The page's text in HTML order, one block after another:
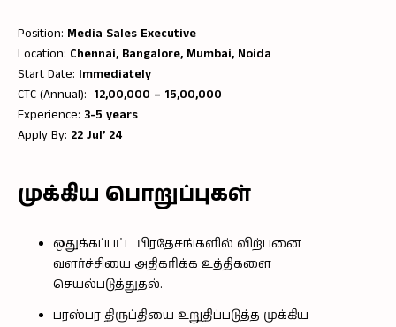
Position: Media Sales Executive
Location: Chennai, Bangalore, Mumbai, Noida
Start Date: Immediately
CTC (Annual): ₹ 12,00,000 – 15,00,000
Experience: 3-5 years
Apply By: 22 Jul’ 24
முக்கிய பொறுப்புகள்
ஒதுக்கப்பட்ட பிரதேசங்களில் விற்பனை
வளர்ச்சியை அதிகரிக்க உத்திகளை
செயல்படுத்துதல்.
பரஸ்பர திருப்தியை உறுதிப்படுத்த முக்கிய